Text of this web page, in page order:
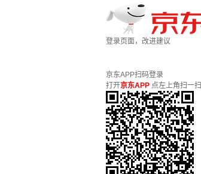
登录页面，改进建议
京东APP扫码登录
打开京东APP 点左上角扫一扫